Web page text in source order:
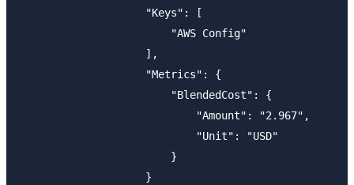
                    "Keys": [
                        "AWS Config"
                    ],
                    "Metrics": {
                        "BlendedCost": {
                            "Amount": "2.967",
                            "Unit": "USD"
                        }
                    }